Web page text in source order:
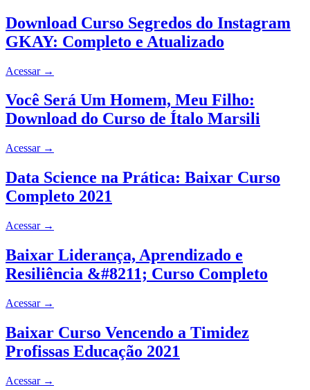
Download Curso Segredos do Instagram
GKAY: Completo e Atualizado
Acessar →
Você Será Um Homem, Meu Filho:
Download do Curso de Ítalo Marsili
Acessar →
Data Science na Prática: Baixar Curso
Completo 2021
Acessar →
Baixar Liderança, Aprendizado e
Resiliência &#8211; Curso Completo
Acessar →
Baixar Curso Vencendo a Timidez
Profissas Educação 2021
Acessar →